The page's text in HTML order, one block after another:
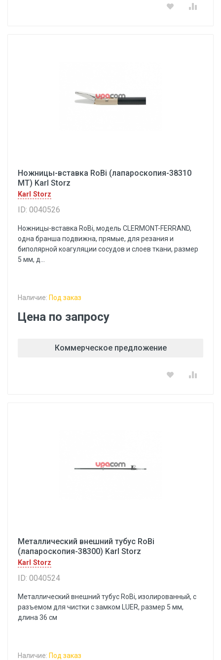
Ножницы-вставка RoBi (лапароскопия-38310
МТ) Karl Storz
Karl Storz
ID: 0040526
Ножницы-вставка RoBi, модель CLERMONT-FERRAND,
одна бранша подвижна, прямые, для резания и
биполярной коагуляции сосудов и слоев ткани, размер
5 мм, д...
Наличие: Под заказ
Цена по запросу
Коммерческое предложение
Металлический внешний тубус RoBi
(лапароскопия-38300) Karl Storz
Karl Storz
ID: 0040524
Металлический внешний тубус RoBi, изолированный, с
разъемом для чистки с замком LUER, размер 5 мм,
длина 36 см
Наличие: Под заказ